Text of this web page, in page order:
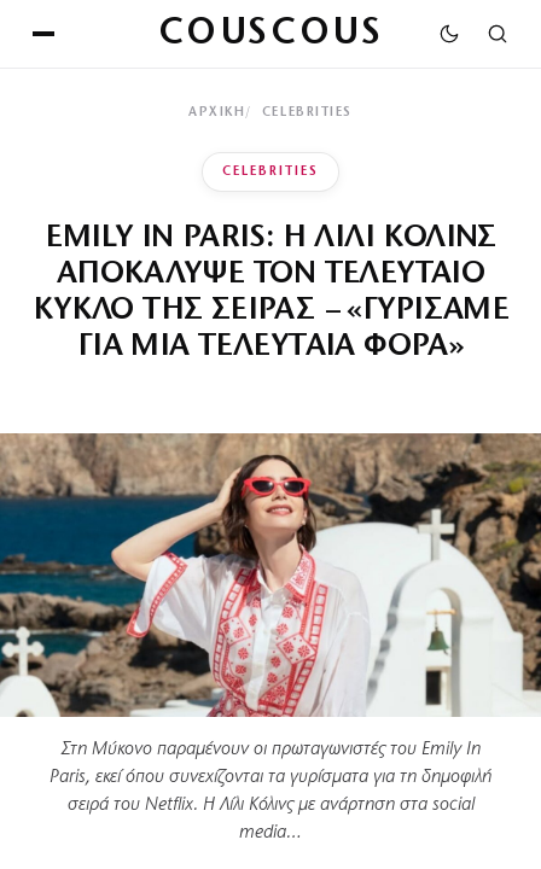
COUSCOUS
ΑΡΧΙΚΉ CELEBRITIES
CELEBRITIES
EMILY IN PARIS: Η ΛΙΛΙ ΚΟΛΙΝΣ
ΑΠΟΚΑΛΥΨΕ ΤΟΝ ΤΕΛΕΥΤΑΙΟ
ΚΥΚΛΟ ΤΗΣ ΣΕΙΡΑΣ – «ΓΥΡΙΣΑΜΕ
ΓΙΑ ΜΙΑ ΤΕΛΕΥΤΑΙΑ ΦΟΡΑ»
Στη Μύκονο παραμένουν οι πρωταγωνιστές του Emily In
Paris, εκεί όπου συνεχίζονται τα γυρίσματα για τη δημοφιλή
σειρά του Netflix. Η Λίλι Κόλινς με ανάρτηση στα social
media…